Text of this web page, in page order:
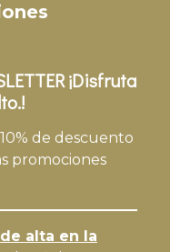
¡Disfruta
de descuento
promociones
alta en la